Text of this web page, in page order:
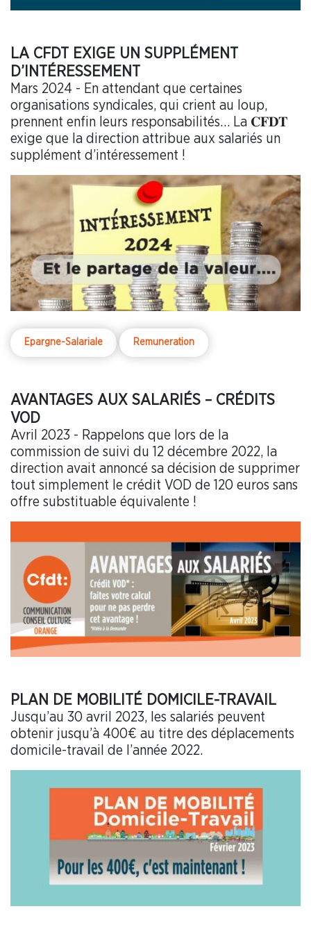
LA CFDT EXIGE UN SUPPLÉMENT
D’INTÉRESSEMENT
Mars 2024 - En attendant que certaines
organisations syndicales, qui crient au loup,
prennent enfin leurs responsabilités… La 𝐂𝐅𝐃𝐓
exige que la direction attribue aux salariés un
supplément d’intéressement !
Epargne-Salariale Remuneration
AVANTAGES AUX SALARIÉS – CRÉDITS
VOD
Avril 2023 - Rappelons que lors de la
commission de suivi du 12 décembre 2022, la
direction avait annoncé sa décision de supprimer
tout simplement le crédit VOD de 120 euros sans
offre substituable équivalente !
PLAN DE MOBILITÉ DOMICILE-TRAVAIL
Jusqu’au 30 avril 2023, les salariés peuvent
obtenir jusqu’à 400€ au titre des déplacements
domicile-travail de l’année 2022.